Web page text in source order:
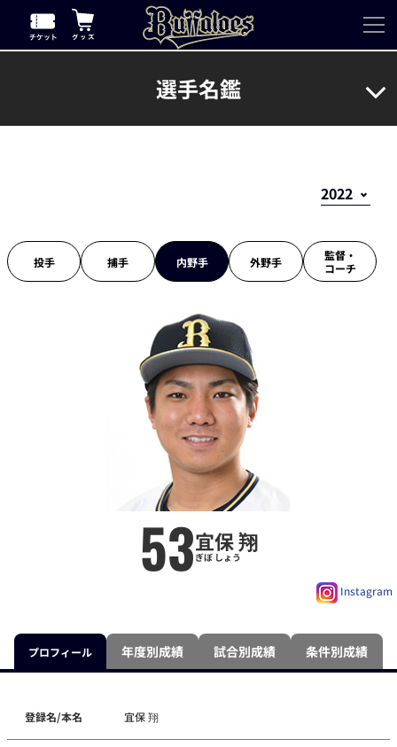
選手名鑑
投手 捕手 内野手 外野手
監督・
コーチ
53宜保 翔
ぎぼ しょう
Instagram
プロフィール 年度別成績 試合別成績 条件別成績
登録名/本名 宜保 翔